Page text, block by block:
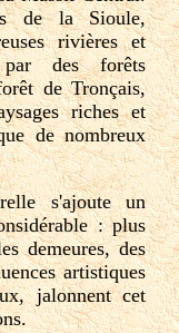
de la Sioule,
rivières et
des forêts
de Tronçais,
riches et
de nombreux
s'ajoute un
: plus
demeures, des
artistiques
jalonnent cet